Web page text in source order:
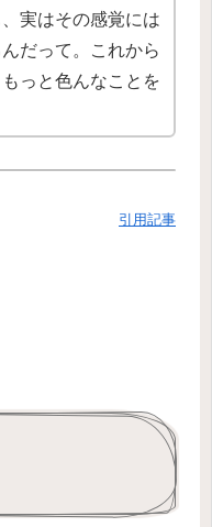
実はその感覚には
だって。これから
っと色んなことを
引用記事